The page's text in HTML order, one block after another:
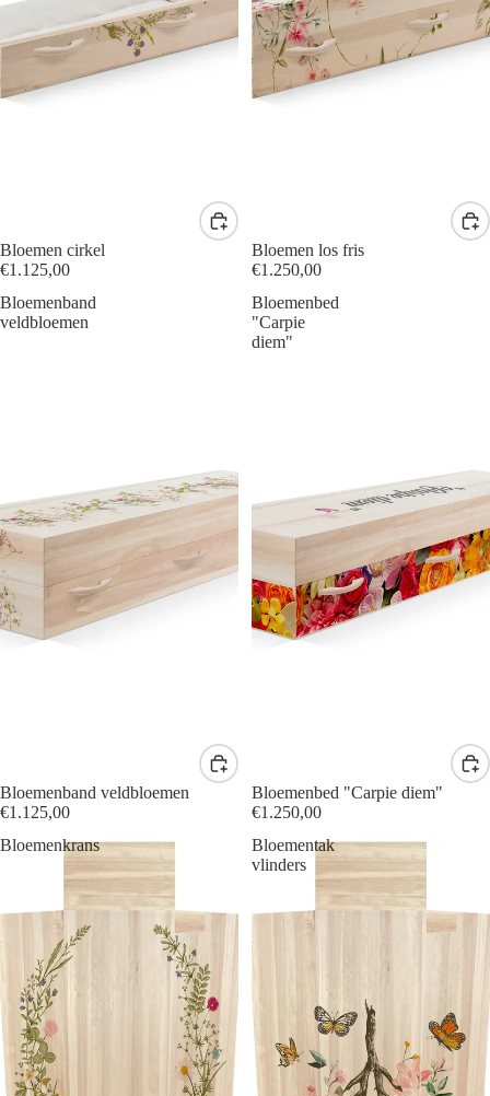
Bloemen cirkel
€1.125,00
Bloemen los fris
€1.250,00
Bloemenband
veldbloemen
Bloemenband veldbloemen
€1.125,00
Bloemenbed
"Carpie
diem"
Bloemenbed "Carpie diem"
€1.250,00
Bloemenkrans
Bloementak
vlinders